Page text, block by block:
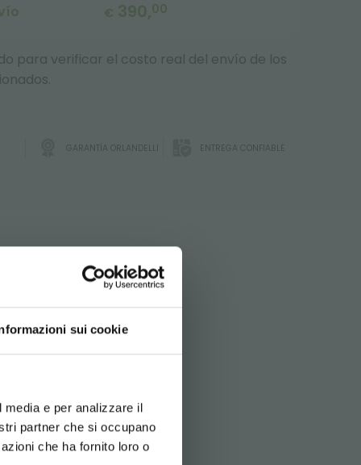
sui cookie
e per analizzare il
partner che si occupano
che ha fornito loro o
€ 390,00
para verificar el costo real del envío de los
GARANTÍA ORLANDELLI ENTREGA CONFIABLE
la